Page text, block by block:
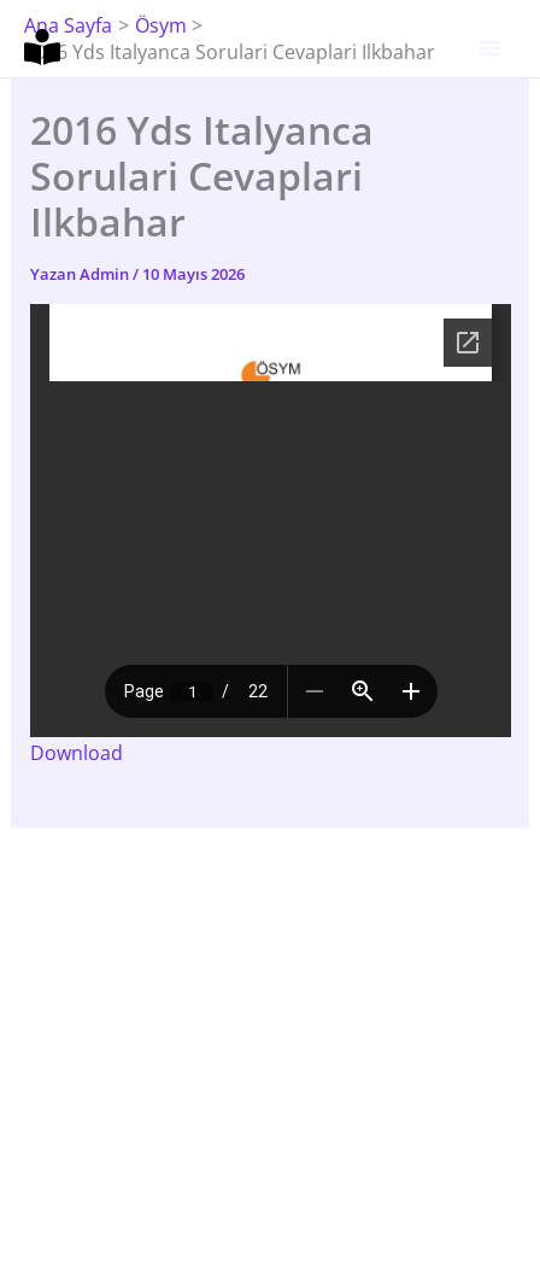
İçeriğe
Atla
Ana Sayfa
Ösym
2016 Yds Italyanca Sorulari Cevaplari Ilkbahar
2016 Yds Italyanca
Sorulari Cevaplari
Ilkbahar
YazanAdmin/ 10 Mayıs 2026
Download